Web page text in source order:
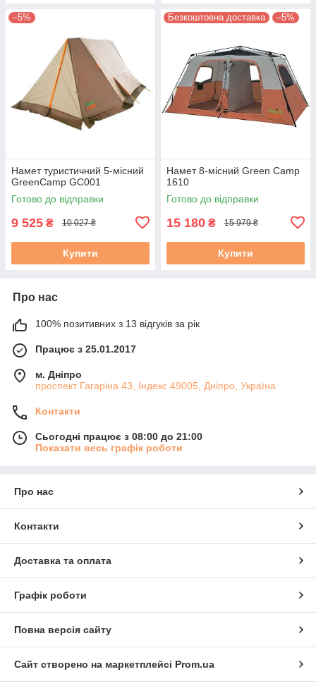
–5%
Намет туристичний 5-місний
GreenCamp GC001
Готово до відправки
9 525 ₴ 10 027 ₴
Купити
Безкоштовна доставка –5%
Намет 8-місний Green Camp
1610
Готово до відправки
15 180 ₴ 15 979 ₴
Купити
Про нас
100% позитивних з 13 відгуків за рік
Працює з 25.01.2017
м. Дніпро
проспект Гагаріна 43, Індекс 49005, Дніпро, Україна
Контакти
Сьогодні працює з 08:00 до 21:00
Показати весь графік роботи
Про нас
Контакти
Доставка та оплата
Графік роботи
Повна версія сайту
Сайт створено на маркетплейсі Prom.ua